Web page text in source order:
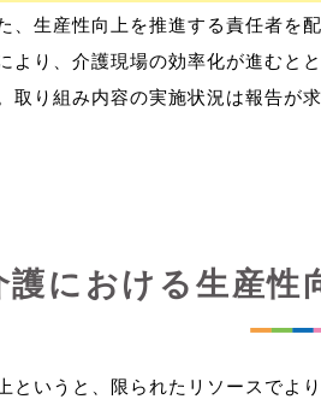
、生産性向上を推進する責任者を
より、介護現場の効率化が進むと
護における生産性
というと、限られたリソースでよ